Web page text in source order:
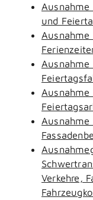
Ausnahme
und
Ausnahme
Ausnahme
Verkehre,